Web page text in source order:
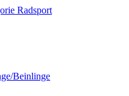
Radsport
Beinlinge